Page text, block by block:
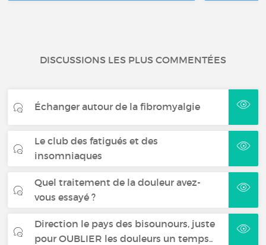
DISCUSSIONS LES PLUS COMMENTÉES
Échanger autour de la fibromyalgie
Le club des fatigués et des
insomniaques
Quel traitement de la douleur avez-
vous essayé ?
Direction le pays des bisounours, juste
pour OUBLIER les douleurs un temps..